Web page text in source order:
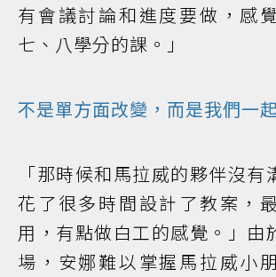
有會議討論和進度要做，感
七、八學分的課。」
不是單方面改變，而是我們一
「那時候和馬拉威的夥伴沒有
花了很多時間設計了教案，
用，有點做白工的感覺。」由
場，安娜難以掌握馬拉威小